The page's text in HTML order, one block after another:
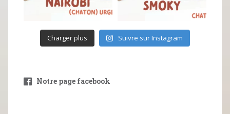
Charger plus Suivre sur Instagram
Notre page facebook